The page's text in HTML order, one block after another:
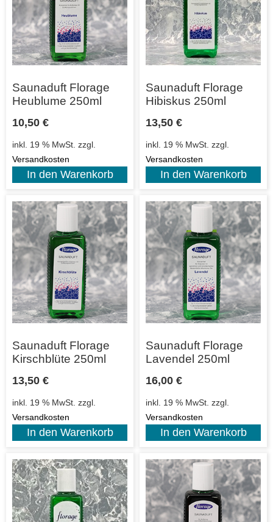
Saunaduft Florage
Heublume 250ml
10,50 €
inkl. 19 % MwSt. zzgl.
Versandkosten
In den Warenkorb
Saunaduft Florage
Hibiskus 250ml
13,50 €
inkl. 19 % MwSt. zzgl.
Versandkosten
In den Warenkorb
Saunaduft Florage
Kirschblüte 250ml
13,50 €
inkl. 19 % MwSt. zzgl.
Versandkosten
In den Warenkorb
Saunaduft Florage
Lavendel 250ml
16,00 €
inkl. 19 % MwSt. zzgl.
Versandkosten
In den Warenkorb